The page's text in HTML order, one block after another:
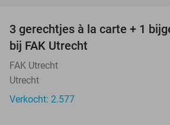
3 gerechtjes à la carte + 1
bij FAK Utrecht
FAK Utrecht
Utrecht
Verkocht: 2.577